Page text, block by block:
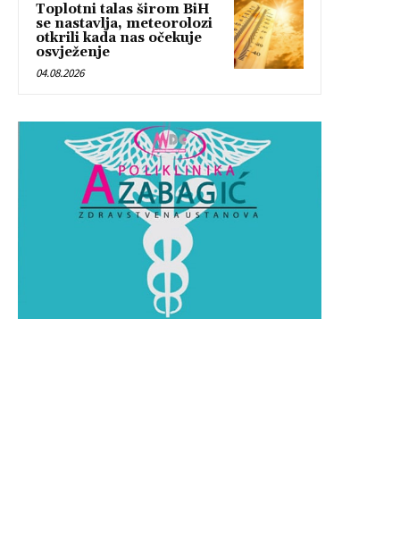
Toplotni talas širom BiH
se nastavlja, meteorolozi
otkrili kada nas očekuje
osvježenje
04.08.2026